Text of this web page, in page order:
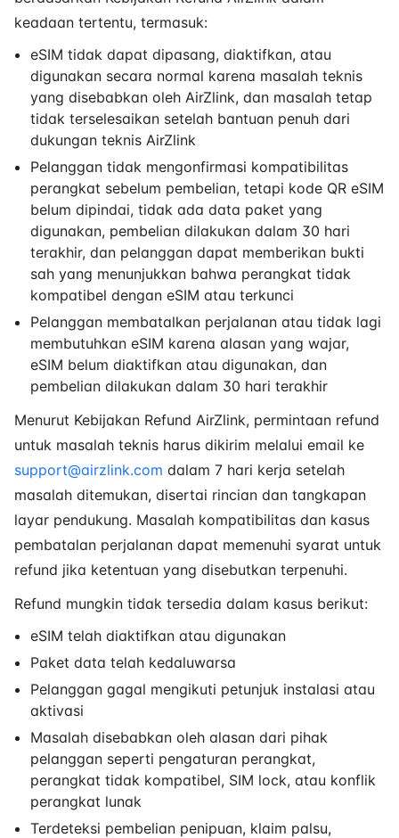
keadaan tertentu, termasuk:
eSIM tidak dapat dipasang, diaktifkan, atau
digunakan secara normal karena masalah teknis
yang disebabkan oleh AirZlink, dan masalah tetap
tidak terselesaikan setelah bantuan penuh dari
dukungan teknis AirZlink
Pelanggan tidak mengonfirmasi kompatibilitas
perangkat sebelum pembelian, tetapi kode QR eSIM
belum dipindai, tidak ada data paket yang
digunakan, pembelian dilakukan dalam 30 hari
terakhir, dan pelanggan dapat memberikan bukti
sah yang menunjukkan bahwa perangkat tidak
kompatibel dengan eSIM atau terkunci
Pelanggan membatalkan perjalanan atau tidak lagi
membutuhkan eSIM karena alasan yang wajar,
eSIM belum diaktifkan atau digunakan, dan
pembelian dilakukan dalam 30 hari terakhir
Menurut Kebijakan Refund AirZlink, permintaan refund
untuk masalah teknis harus dikirim melalui email ke
support@airzlink.com dalam 7 hari kerja setelah
masalah ditemukan, disertai rincian dan tangkapan
layar pendukung. Masalah kompatibilitas dan kasus
pembatalan perjalanan dapat memenuhi syarat untuk
refund jika ketentuan yang disebutkan terpenuhi.
Refund mungkin tidak tersedia dalam kasus berikut:
eSIM telah diaktifkan atau digunakan
Paket data telah kedaluwarsa
Pelanggan gagal mengikuti petunjuk instalasi atau
aktivasi
Masalah disebabkan oleh alasan dari pihak
pelanggan seperti pengaturan perangkat,
perangkat tidak kompatibel, SIM lock, atau konflik
perangkat lunak
Terdeteksi pembelian penipuan, klaim palsu,